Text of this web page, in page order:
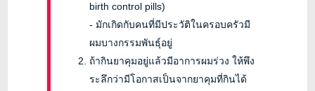
birth control pills)
- มักเกิดกับคนที่มีประวัติในครอบครัวมี
ผมบางกรรมพันธุ์อยู่
ถ้ากินยาคุมอยู่แล้วมีอาการผมร่วง ให้พึง
ระลึกว่ามีโอกาสเป็นจากยาคุมที่กินได้